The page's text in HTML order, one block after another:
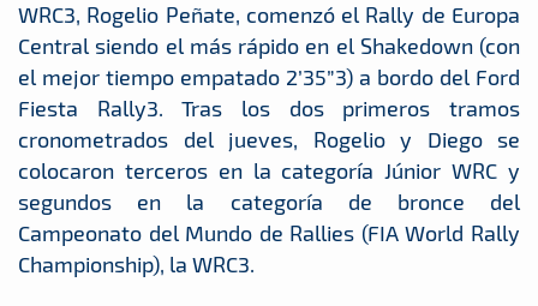
WRC3, Rogelio Peñate, comenzó el Rally de Europa
Central siendo el más rápido en el Shakedown (con
el mejor tiempo empatado 2’35”3) a bordo del Ford
Fiesta Rally3. Tras los dos primeros tramos
cronometrados del jueves, Rogelio y Diego se
colocaron terceros en la categoría Júnior WRC y
segundos en la categoría de bronce del
Campeonato del Mundo de Rallies (FIA World Rally
Championship), la WRC3.